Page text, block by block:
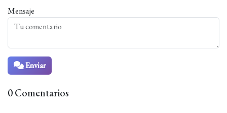
Mensaje
Enviar
0 Comentarios